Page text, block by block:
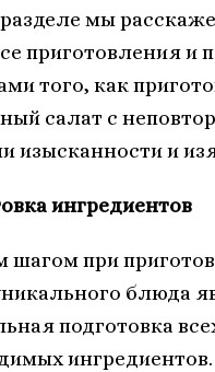
мы
приготовления и
того, как
салат с
изысканности и
ингредиентов
шагом при
блюда
подготовка
ингредиентов.